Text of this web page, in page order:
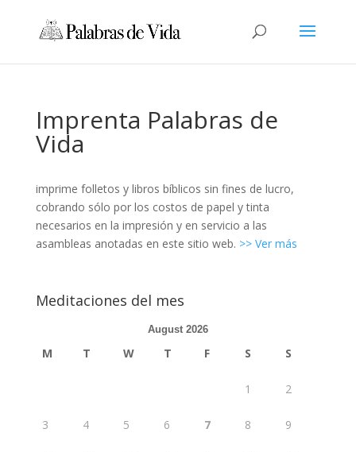
Imprenta Palabras de
Vida
imprime folletos y libros bíblicos sin fines de lucro,
cobrando sólo por los costos de papel y tinta
necesarios en la impresión y en servicio a las
asambleas anotadas en este sitio web. >> Ver más
Meditaciones del mes
August 2026
M T W T F S S
1 2
3 4 5 6 7 8 9